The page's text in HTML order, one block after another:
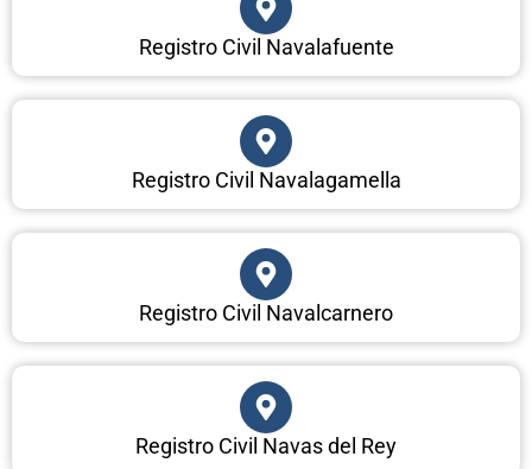
Registro Civil Navalafuente
Registro Civil Navalagamella
Registro Civil Navalcarnero
Registro Civil Navas del Rey